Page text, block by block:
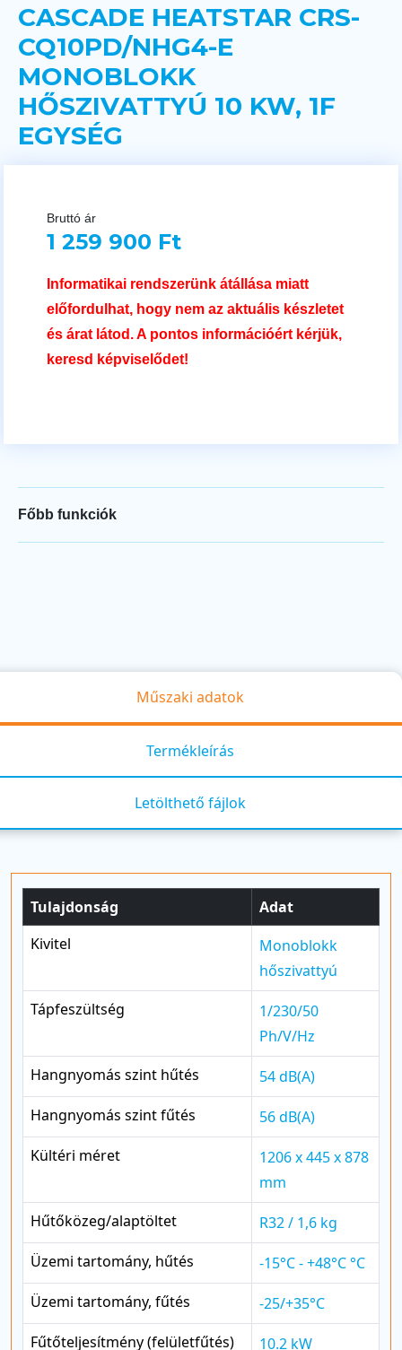
CASCADE HEATSTAR CRS-
CQ10PD/NHG4-E
MONOBLOKK
HŐSZIVATTYÚ 10 KW, 1F
EGYSÉG
Bruttó ár
1 259 900 Ft
Informatikai rendszerünk átállása miatt
előfordulhat, hogy nem az aktuális készletet
és árat látod. A pontos információért kérjük,
keresd képviselődet!
Főbb funkciók
Műszaki adatok
Termékleírás
Letölthető fájlok
Tulajdonság
Adat
Kivitel
Monoblokk
hőszivattyú
Tápfeszültség
1/230/50
Ph/V/Hz
Hangnyomás szint hűtés
54 dB(A)
Hangnyomás szint fűtés
56 dB(A)
Kültéri méret
1206 x 445 x 878
mm
Hűtőközeg/alaptöltet
R32 / 1,6 kg
Üzemi tartomány, hűtés
-15°C - +48°C °C
Üzemi tartomány, fűtés
-25/+35°C
Fűtőteljesítmény (felületfűtés)
10.2 kW